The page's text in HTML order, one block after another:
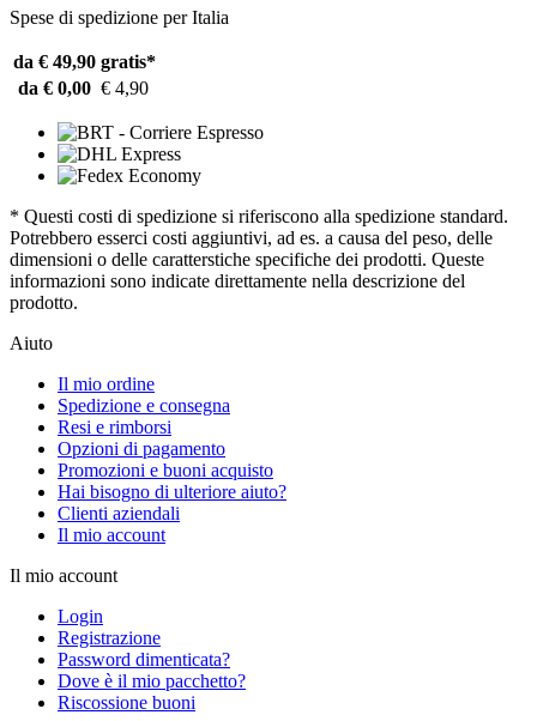
Spese di spedizione per Italia
da € 49,90 gratis*
da € 0,00 € 4,90
* Questi costi di spedizione si riferiscono alla spedizione standard.
Potrebbero esserci costi aggiuntivi, ad es. a causa del peso, delle
dimensioni o delle caratterstiche specifiche dei prodotti. Queste
informazioni sono indicate direttamente nella descrizione del
prodotto.
Aiuto
Il mio ordine
Spedizione e consegna
Resi e rimborsi
Opzioni di pagamento
Promozioni e buoni acquisto
Hai bisogno di ulteriore aiuto?
Clienti aziendali
Il mio account
Il mio account
Login
Registrazione
Password dimenticata?
Dove è il mio pacchetto?
Riscossione buoni